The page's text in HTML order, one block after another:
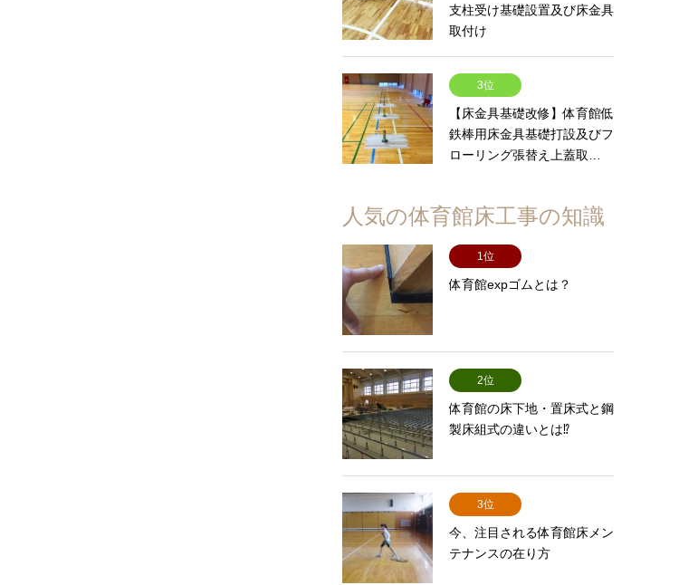
支柱受け基礎設置及び床金具
取付け
3位
【床金具基礎改修】体育館低
鉄棒用床金具基礎打設及びフ
ローリング張替え上蓋取…
人気の体育館床工事の知識
1位
体育館expゴムとは？
2位
体育館の床下地・置床式と鋼
製床組式の違いとは⁉
3位
今、注目される体育館床メン
テナンスの在り方